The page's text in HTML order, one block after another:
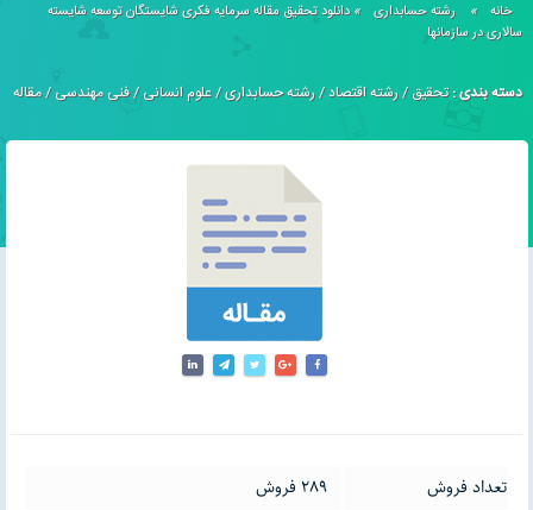
خانه » رشته حسابداری »دانلود تحقیق مقاله سرمايه فكری شايستگان توسعه شايسته
سالاری در سازمانها
دسته بندی :تحقیق/رشته اقتصاد/رشته حسابداری/علوم انسانی/فنی مهندسی/مقاله
تعداد فروش
289 فروش